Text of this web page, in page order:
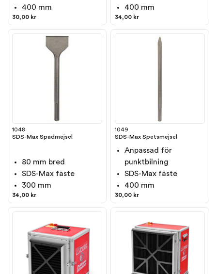
400 mm
30,00 kr
400 mm
34,00 kr
1048
SDS-Max Spadmejsel
80 mm bred
SDS-Max fäste
300 mm
34,00 kr
1049
SDS-Max Spetsmejsel
Anpassad för
punktbilning
SDS-Max fäste
400 mm
30,00 kr